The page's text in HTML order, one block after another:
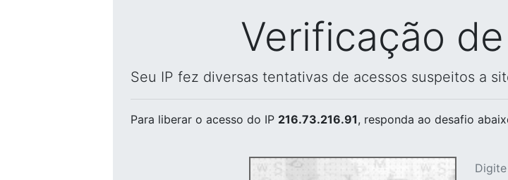
Verificação
Seu IP fez diversas tentativas de acessos suspeitos a
Para liberar o acesso do IP 216.73.216.91, responda ao desafio